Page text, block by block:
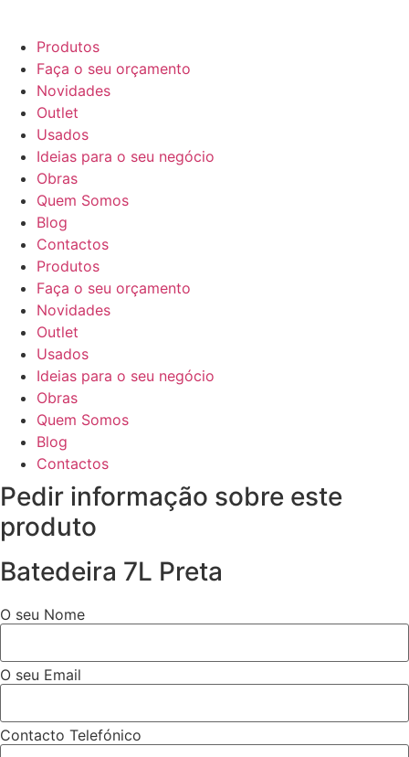
Produtos
Faça o seu orçamento
Novidades
Outlet
Usados
Ideias para o seu negócio
Obras
Quem Somos
Blog
Contactos
Produtos
Faça o seu orçamento
Novidades
Outlet
Usados
Ideias para o seu negócio
Obras
Quem Somos
Blog
Contactos
Pedir informação sobre este
produto
Batedeira 7L Preta
O seu Nome
O seu Email
Contacto Telefónico